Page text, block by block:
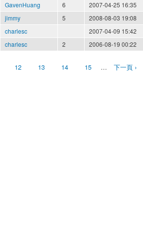
GavenHuang 6 2007-04-25 16:35
jimmy 5 2008-08-03 19:08
charlesc 2007-04-09 15:42
charlesc 2 2006-08-19 00:22
12 13 14 15 … 下一頁 ›